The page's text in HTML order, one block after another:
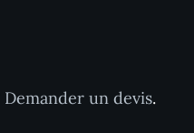
Demander un devis.